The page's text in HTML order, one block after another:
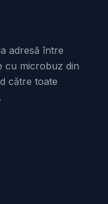
adresă între
cu microbuz din
către toate